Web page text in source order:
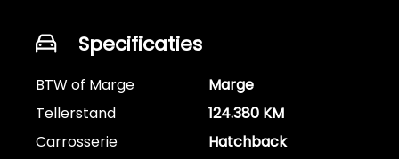
Specificaties
BTW of Marge
Marge
Tellerstand
124.380 KM
Carrosserie
Hatchback